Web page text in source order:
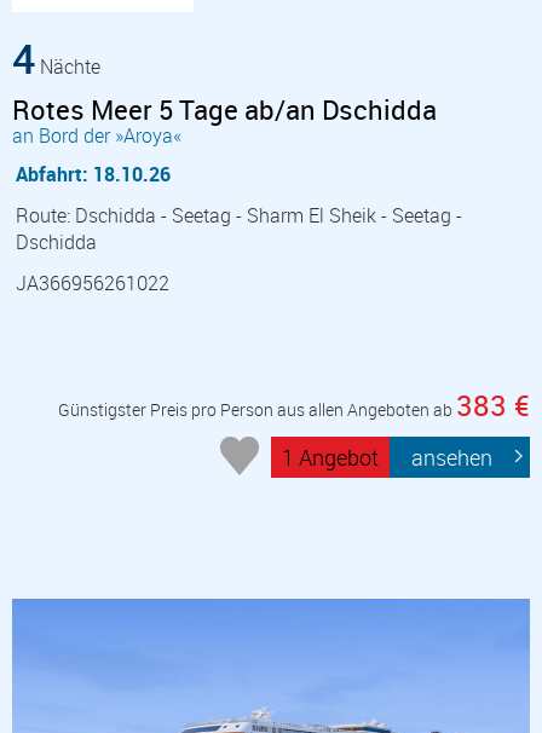
4 Nächte
Rotes Meer 5 Tage ab/an Dschidda
an Bord der »Aroya«
Abfahrt: 18.10.26
Route: Dschidda - Seetag - Sharm El Sheik - Seetag -
Dschidda
JA366956261022
Günstigster Preis pro Person aus allen Angeboten ab 383 €
1 Angebot ansehen